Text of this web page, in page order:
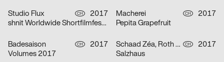
Studio Flux CH
2017
shnit Worldwide Shortfilmfestival
Macherei CH
2017
Pepita Grapefruit
Badesaison CH
2017
Volumes 2017
Schaad Zéa, Roth Joël CH
2017
Salzhaus